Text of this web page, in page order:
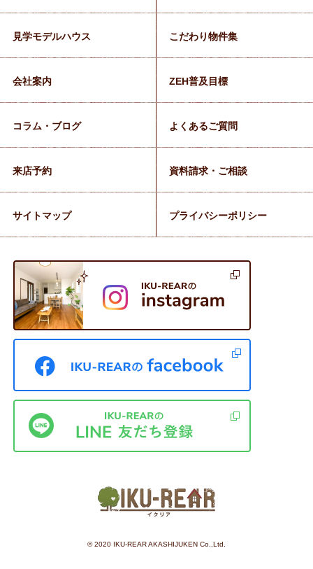
©︎ 2020 IKU-REAR AKASHIJUKEN Co.,Ltd.
見学モデルハウス こだわり物件集
会社案内 ZEH普及目標
コラム・ブログ よくあるご質問
来店予約 資料請求・ご相談
サイトマップ プライバシーポリシー